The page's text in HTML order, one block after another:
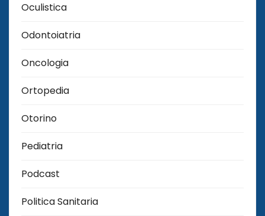
Oculistica
Odontoiatria
Oncologia
Ortopedia
Otorino
Pediatria
Podcast
Politica Sanitaria